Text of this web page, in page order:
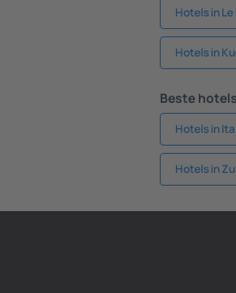
Hotels in
Hotels in
Beste
Hotels in
Hotels in